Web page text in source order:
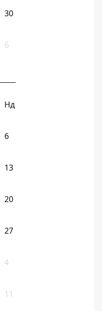
30
6
Нд
6
13
20
27
4
11